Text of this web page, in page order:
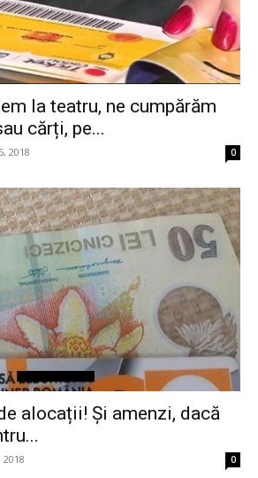
la teatru, ne cumpărăm
cărți, pe...
2018 0
alocații! Și amenzi, dacă
0